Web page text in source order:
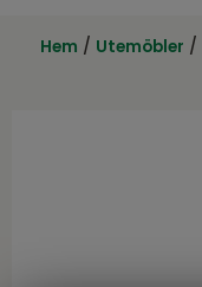
Innemöbler
Hem / Utemöbler /